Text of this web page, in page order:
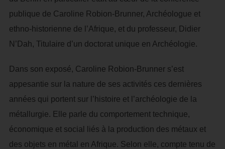
publique de Caroline Robion-Brunner, Archéologue et
ethno-historienne de l’Afrique, et du professeur, Didier
N’Dah, Titulaire d’un doctorat unique en Archéologie.
Dans son exposé, Caroline Robion-Brunner s’est
appesantie sur la nature de ses activités ces dernières
années qui portent sur l’histoire et l’archéologie de la
métallurgie. Elle parle du comportement technique,
économique et social liés à la production des métaux et
des objets en métal en Afrique. Selon elle, compte tenu de